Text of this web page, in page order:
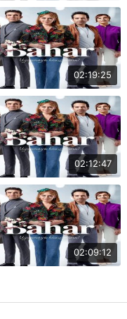
02:19:25
02:12:47
02:09:12